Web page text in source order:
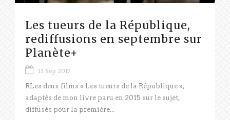
Les tueurs de la République,
rediffusions en septembre sur
Planète+
13 Sep 2017
RLes deux films « Les tueurs de la République »,
adaptés de mon livre paru en 2015 sur le sujet,
diffusés pour la première...